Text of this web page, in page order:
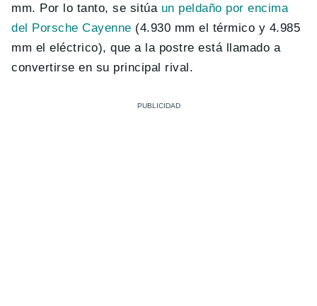
mm. Por lo tanto, se sitúa un peldaño por encima
del Porsche Cayenne (4.930 mm el térmico y 4.985
mm el eléctrico), que a la postre está llamado a
convertirse en su principal rival.